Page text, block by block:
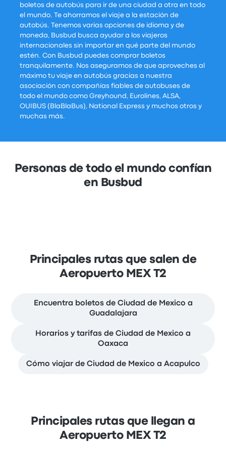
boletos de autobús para ir de una ciudad a otra en todo
el mundo. Te ahorramos el viaje a la estación de
autobús. Tenemos varias opciones de idioma y de
moneda, Busbud busca ayudar a los viajeros
internacionales sin importar en qué parte del mundo
estén. Con Busbud puedes comprar boletos
tranquilamente. Nos aseguramos de que aproveches al
máximo tu viaje en autobús gracias a nuestra
asociación con compañías fiables de autobuses de
todo el mundo como Greyhound, Eurolines, ALSA,
OUIBUS (BlaBlaBus), National Express y muchos otros y
muchas más.
Personas de todo el mundo confían
en Busbud
Principales rutas que salen de
Aeropuerto MEX T2
Encuentra boletos de Ciudad de Mexico a
Guadalajara
Horarios y tarifas de Ciudad de Mexico a
Oaxaca
Cómo viajar de Ciudad de Mexico a Acapulco
Principales rutas que llegan a
Aeropuerto MEX T2